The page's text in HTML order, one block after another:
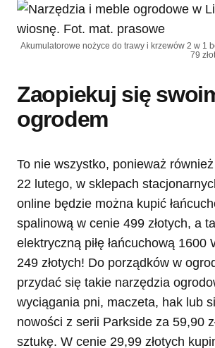
Akumulatorowe nożyce do trawy i krzewów 2 w 1
79
Zaopiekuj się
ogrodem
To nie wszystko, ponieważ
22 lutego, w sklepach
online będzie można kupić
spalinową w cenie 499 złotych, a
elektryczną piłę łańcuchową 1600
249 złotych! Do porządków w
przydać się takie narzędzia
wyciągania pni, maczeta, hak lub
nowości z serii Parkside za 59,90
sztukę. W cenie 29,99 złotych